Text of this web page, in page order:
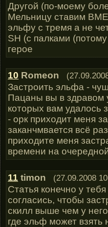
Другой (по-моему
Мельницу ставим
эльфу с тремя а не
SH (с палками
герое
10 Romeon
Застроить эльфа -
Пацаны вы в здравом
которых вам удалось
- орк приходит меня
заканчмвается всё
приходите меня
времени на
11 timon (27.09.2008
Статья конечно у
согласиcь, чтобы
скилл выше чем у
где эльф может взять